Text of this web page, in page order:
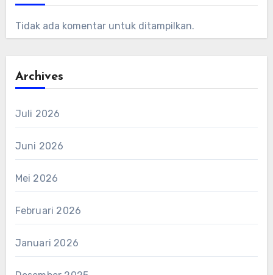
Tidak ada komentar untuk ditampilkan.
Archives
Juli 2026
Juni 2026
Mei 2026
Februari 2026
Januari 2026